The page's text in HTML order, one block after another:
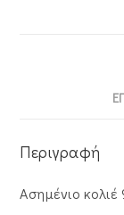
Περιγραφή
Ασημένιο κολιέ